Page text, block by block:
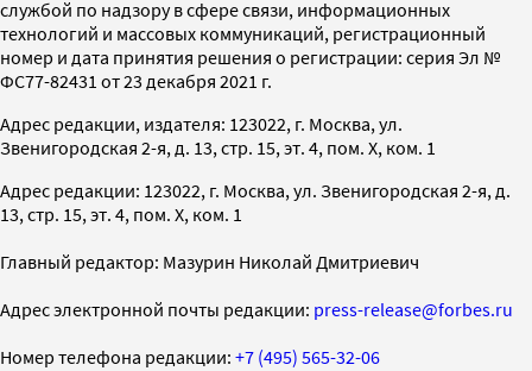
службой по надзору в сфере связи, информационных
технологий и массовых коммуникаций, регистрационный
номер и дата принятия решения о регистрации: серия Эл №
ФС77-82431 от 23 декабря 2021 г.
Адрес редакции, издателя: 123022, г. Москва, ул.
Звенигородская 2-я, д. 13, стр. 15, эт. 4, пом. X, ком. 1
Адрес редакции: 123022, г. Москва, ул. Звенигородская 2-я, д.
13, стр. 15, эт. 4, пом. X, ком. 1
Главный редактор: Мазурин Николай Дмитриевич
Адрес электронной почты редакции: press-release@forbes.ru
Номер телефона редакции: +7 (495) 565-32-06